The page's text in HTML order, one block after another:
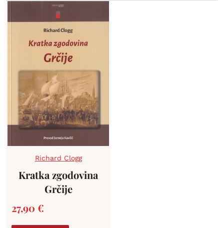
Richard Clogg
Kratka zgodovina
Grčije
27,90 €